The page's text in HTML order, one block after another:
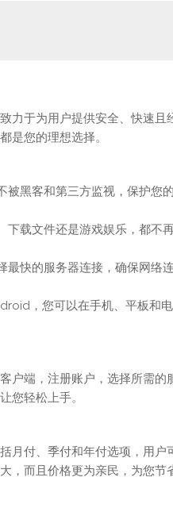
力于为用户提供安全、快速且
是您的理想选择。
被黑客和第三方监视，保护您的
下载文件还是游戏娱乐，都不
最快的服务器连接，确保网络
，您可以在手机、平板和电
户端，注册账户，选择所需的
您轻松上手。
月付、季付和年付选项，用户
，而且价格更为亲民，为您节